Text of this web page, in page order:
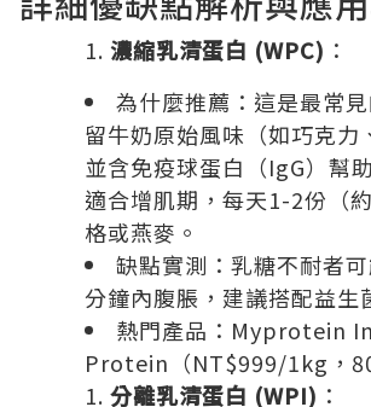
濃縮乳清蛋白 (WPC) ：
為什麼推薦：這是最常
留牛奶原始風味（如巧克力
並含免疫球蛋白（IgG）幫
適合增肌期，每天1-2份（
格或燕麥。
缺點實測：乳糖不耐者
分鐘內腹脹，建議搭配益生
熱門產品：Myprotein
Protein（NT$999/1kg，
分離乳清蛋白 (WPI) ：